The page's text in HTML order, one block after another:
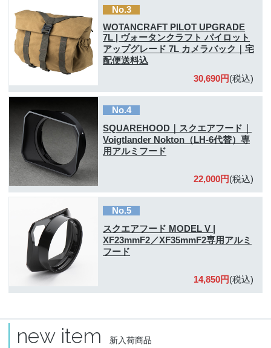
WOTANCRAFT PILOT UPGRADE
7L | ヴォータンクラフト パイロット
アップグレード 7L カメラバック｜宅
配便送料込
30,690円(税込)
No.3
SQUAREHOOD｜スクエアフード｜
Voigtlander Nokton（LH-6代替）専
用アルミフード
22,000円(税込)
No.4
スクエアフード MODEL V |
XF23mmF2／XF35mmF2専用アルミ
フード
14,850円(税込)
No.5
new item 新入荷商品